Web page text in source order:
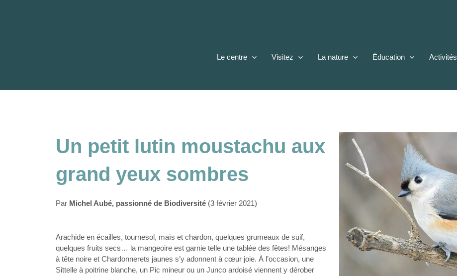
Le centre Visitez La nature Éducation Activités
Un petit lutin moustachu aux
grand yeux sombres
Par Michel Aubé, passionné de Biodiversité (3 février 2021)
Arachide en écailles, tournesol, maïs et chardon, quelques grumeaux de suif,
quelques fruits secs… la mangeoire est garnie telle une tablée des fêtes! Mésanges
à tête noire et Chardonnerets jaunes s’y adonnent à cœur joie. À l’occasion, une
Sittelle à poitrine blanche, un Pic mineur ou un Junco ardoisé viennent y dérober